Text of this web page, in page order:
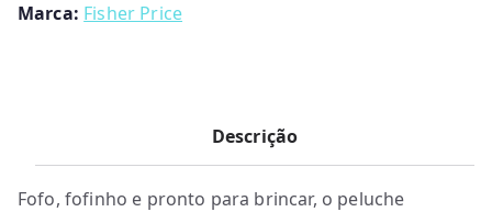
Marca: Fisher Price
Descrição
Fofo, fofinho e pronto para brincar, o peluche